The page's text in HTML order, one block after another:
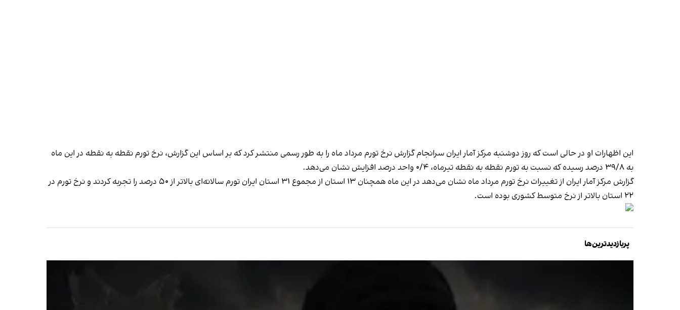
این اظهارات او در حالی است که روز دوشنبه مرکز آمار ایران سرانجام گزارش نرخ تورم مرداد ماه را به طور رسمی منتشر کرد که بر اساس این گزارش، نرخ تورم نقطه به نقطه در این ماه
به ۳۹/۸ درصد رسیده که نسبت به تورم نقطه به نقطه تیرماه، ۰/۴ واحد درصد افزایش نشان می‌دهد.
گزارش مرکز آمار ایران از تغییرات نرخ تورم مرداد ماه نشان می‌دهد در این ماه همچنان ۱۳ استان از مجموع ۳۱ استان ایران تورم سالانه‌ای بالاتر از ۵۰ درصد را تجربه کردند و نرخ تورم در
۲۲ استان بالاتر از نرخ متوسط کشوری بوده است.
پربازدیدترین‌ها